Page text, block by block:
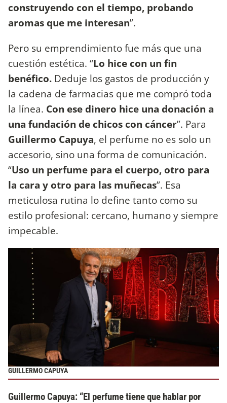
construyendo con el tiempo, probando
aromas que me interesan”.
Pero su emprendimiento fue más que una
cuestión estética. “Lo hice con un fin
benéfico. Deduje los gastos de producción y
la cadena de farmacias que me compró toda
la línea. Con ese dinero hice una donación a
una fundación de chicos con cáncer”. Para
Guillermo Capuya, el perfume no es solo un
accesorio, sino una forma de comunicación.
“Uso un perfume para el cuerpo, otro para
la cara y otro para las muñecas”. Esa
meticulosa rutina lo define tanto como su
estilo profesional: cercano, humano y siempre
impecable.
GUILLERMO CAPUYA
Guillermo Capuya: “El perfume tiene que hablar por